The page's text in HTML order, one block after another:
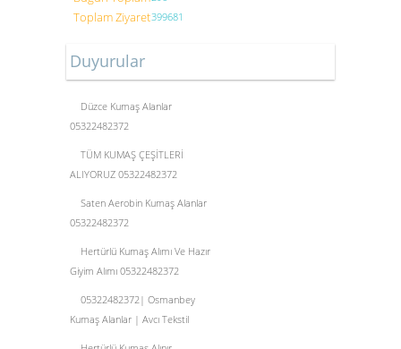
Toplam Ziyaret399681
Duyurular
Düzce Kumaş Alanlar
05322482372
TÜM KUMAŞ ÇEŞİTLERİ
ALIYORUZ 05322482372
Saten Aerobin Kumaş Alanlar
05322482372
Hertürlü Kumaş Alımı Ve Hazır
Giyim Alımı 05322482372
05322482372| Osmanbey
Kumaş Alanlar | Avcı Tekstil